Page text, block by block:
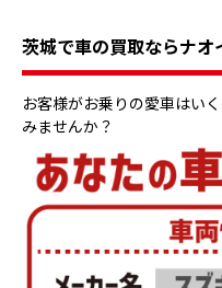
茨城で車の買取ならナオ
お客様がお乗りの愛車はい
みませんか？